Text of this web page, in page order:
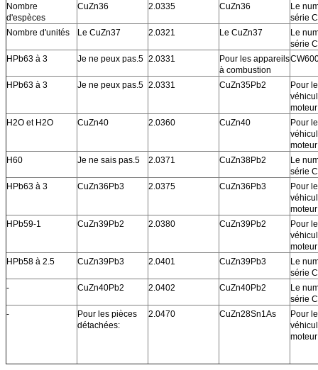
Nombre
d'espèces
CuZn36 2.0335 CuZn36
Le
série
Nombre d'unités
Le CuZn37 2.0321 Le CuZn37
Le
série
HPb63 à 3
Je ne peux pas.5 2.0331
Pour les appareils
à combustion
HPb63 à 3 Je ne peux pas.5 2.0331 CuZn35Pb2
Pour
moteur
H2O et H2O
CuZn40 2.0360 CuZn40
Pour
moteur
H60
Je ne sais pas.5 2.0371 CuZn38Pb2
Le
série
HPb63 à 3
CuZn36Pb3 2.0375 CuZn36Pb3
Pour
moteur
HPb59-1
CuZn39Pb2 2.0380 CuZn39Pb2
Pour
HPb58 à 2.5
CuZn39Pb3 2.0401 CuZn39Pb3
Le
série
-
CuZn40Pb2 2.0402 CuZn40Pb2
Le
série
-
Pour les pièces
détachées:
2.0470 CuZn28Sn1As
Pour